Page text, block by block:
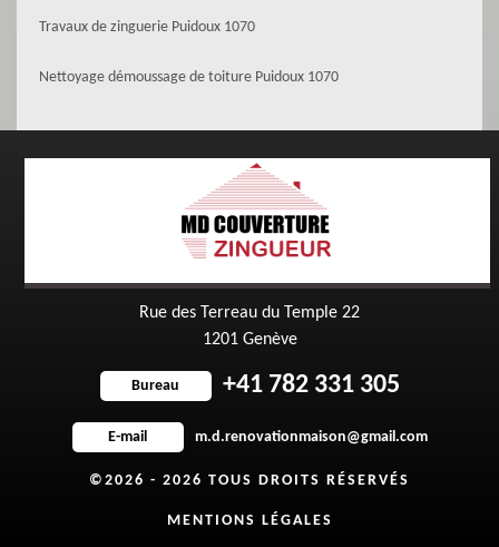
Travaux de zinguerie Puidoux 1070
Nettoyage démoussage de toiture Puidoux 1070
Rue des Terreau du Temple 22
1201 Genève
Bureau +41 782 331 305
E-mail m.d.renovationmaison@gmail.com
©2026 - 2026 TOUS DROITS RÉSERVÉS
MENTIONS LÉGALES